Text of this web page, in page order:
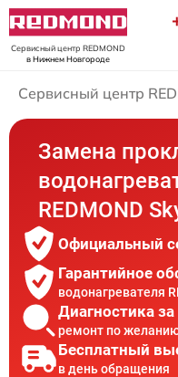
Сервисный центр REDMOND
в Нижнем Новгороде
Сервисный центр
Замена
REDMOND
Официальный
Гарантийное
водонагревателя
Диагностика
ремонт по
Бесплатный
в день обращения